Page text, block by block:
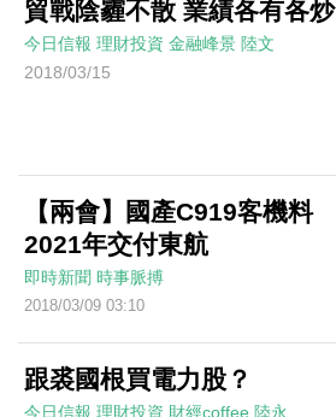
貿戰陰霾不散 業績各有各炒
今日信報 理財投資 金融峰景 陸文
2018/03/15
【兩會】國產C919客機料
2021年交付東航
即時新聞 時事脈搏
2018/03/09 03:10
跟裘國根買電力股？
今日信報 理財投資 財經coffee 陸永